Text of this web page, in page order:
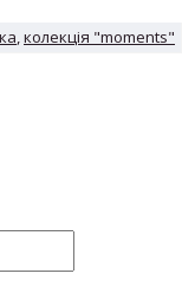
колекція "moments"